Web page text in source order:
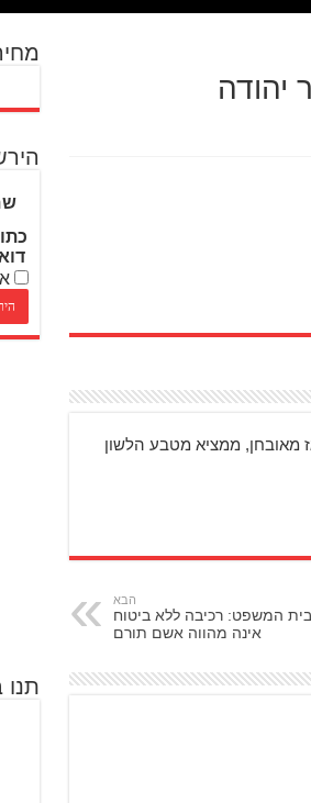
חולה גז מאובחן, ממציא מטבע הלשון
הבא
בית המשפט: רכיבה ללא ביטוח
אינה מהווה אשם תורם
תנו